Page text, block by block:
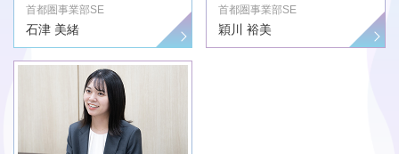
首都圏事業部SE
石津 美緒
首都圏事業部SE
穎川 裕美